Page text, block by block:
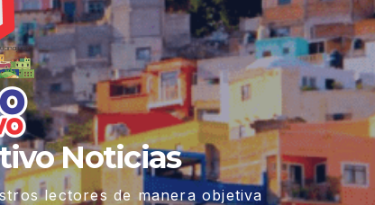
Noticias
lectores de manera objetiva